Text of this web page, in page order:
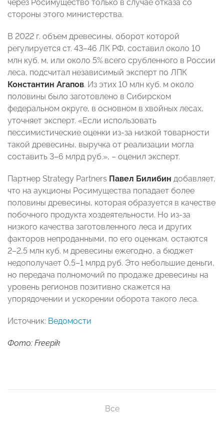
через Росимущество только в случае отказа со
стороны этого министерства.
В 2022 г. объем древесины, оборот которой
регулируется ст. 43–46 ЛК РФ, составил около 10
млн куб. м, или около 5% всего срубленного в России
леса, подсчитал независимый эксперт по ЛПК
Константин Агапов. Из этих 10 млн куб. м около
половины было заготовлено в Сибирском
федеральном округе, в основном в хвойных лесах,
уточняет эксперт. «Если использовать
пессимистические оценки из-за низкой товарности
такой древесины, выручка от реализации могла
составить 3–6 млрд руб.», – оценил эксперт.
Партнер Strategy Partners Павел Билибин добавляет,
что на аукционы Росимущества попадает более
половины древесины, которая образуется в качестве
побочного продукта хоздеятельности. Но из-за
низкого качества заготовленного леса и других
факторов непроданными, по его оценкам, остаются
2–2,5 млн куб. м древесины ежегодно, а бюджет
недополучает 0,5–1 млрд руб. Это небольшие деньги,
но передача полномочий по продаже древесины на
уровень регионов позитивно скажется на
упорядочении и ускорении оборота такого леса.
Источник: Ведомости
Фото: Freepik
Все